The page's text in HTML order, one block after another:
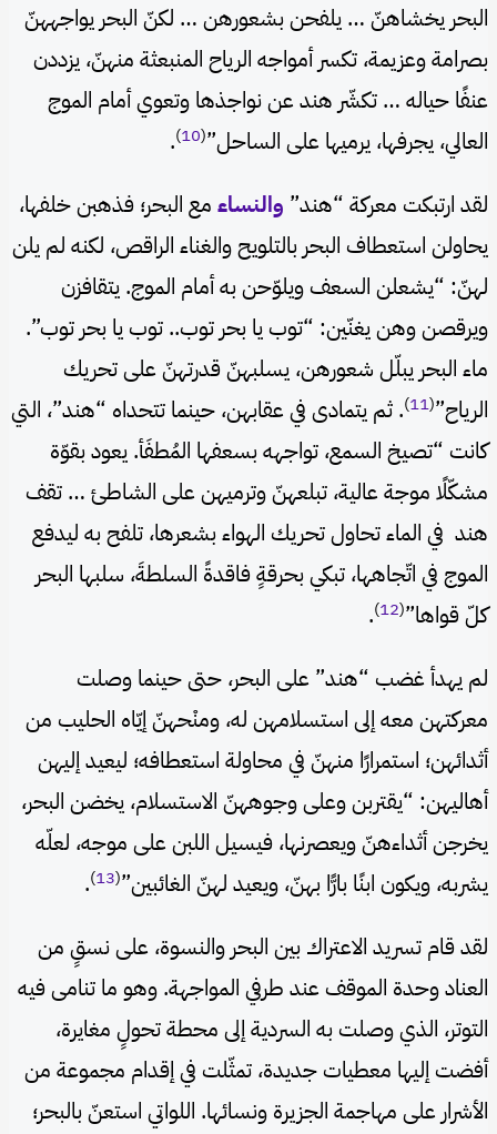
البحر يخشاهنّ … يلفحن بشعورهن … لكنّ البحر يواجههنّ
بصرامة وعزيمة، تكسر أمواجه الرياح المنبعثة منهنّ، يزددن
عنفًا حياله … تكشّر هند عن نواجذها وتعوي أمام الموج
العالي، يجرفها، يرميها على الساحل”(
10
)
.
لقد ارتبكت معركة “هند” والنساء مع البحر؛ فذهبن خلفها،
يحاولن استعطاف البحر بالتلويح والغناء الراقص، لكنه لم يلن
لهنّ: “يشعلن السعف ويلوّحن به أمام الموج. يتقافزن
ويرقصن وهن يغنّين: “توب يا بحر توب.. توب يا بحر توب”.
ماء البحر يبلّل شعورهن، يسلبهنّ قدرتهنّ على تحريك
الرياح”(
11
). ثم يتمادى في عقابهن، حينما تتحداه “هند”، التي
كانت “تصيخ السمع، تواجهه بسعفها المُطفَأ. يعود بقوّة
مشكّلًا موجة عالية، تبلعهنّ وترميهن على الشاطئ … تقف
هند في الماء تحاول تحريك الهواء بشعرها، تلفح به ليدفع
الموج في اتّجاهها، تبكي بحرقةٍ فاقدةً السلطةَ، سلبها البحر
كلّ قواها”(
12
)
.
لم يهدأ غضب “هند” على البحر، حتى حينما وصلت
معركتهن معه إلى استسلامهن له، ومنْحهنّ إيّاه الحليب من
أثدائهن؛ استمرارًا منهنّ في محاولة استعطافه؛ ليعيد إليهن
أهاليهن: “يقتربن وعلى وجوههنّ الاستسلام، يخضن البحر،
يخرجن أثداءهنّ ويعصرنها، فيسيل اللبن على موجه، لعلّه
يشربه، ويكون ابنًا بارًّا بهنّ، ويعيد لهنّ الغائبين”(
13
)
.
لقد قام تسريد الاعتراك بين البحر والنسوة، على نسقٍ من
العناد وحدة الموقف عند طرفي المواجهة. وهو ما تنامى فيه
التوتر، الذي وصلت به السردية إلى محطة تحولٍ مغايرة،
أفضت إليها معطيات جديدة، تمثّلت في إقدام مجموعة من
الأشرار على مهاجمة الجزيرة ونسائها. اللواتي استعنّ بالبحر؛